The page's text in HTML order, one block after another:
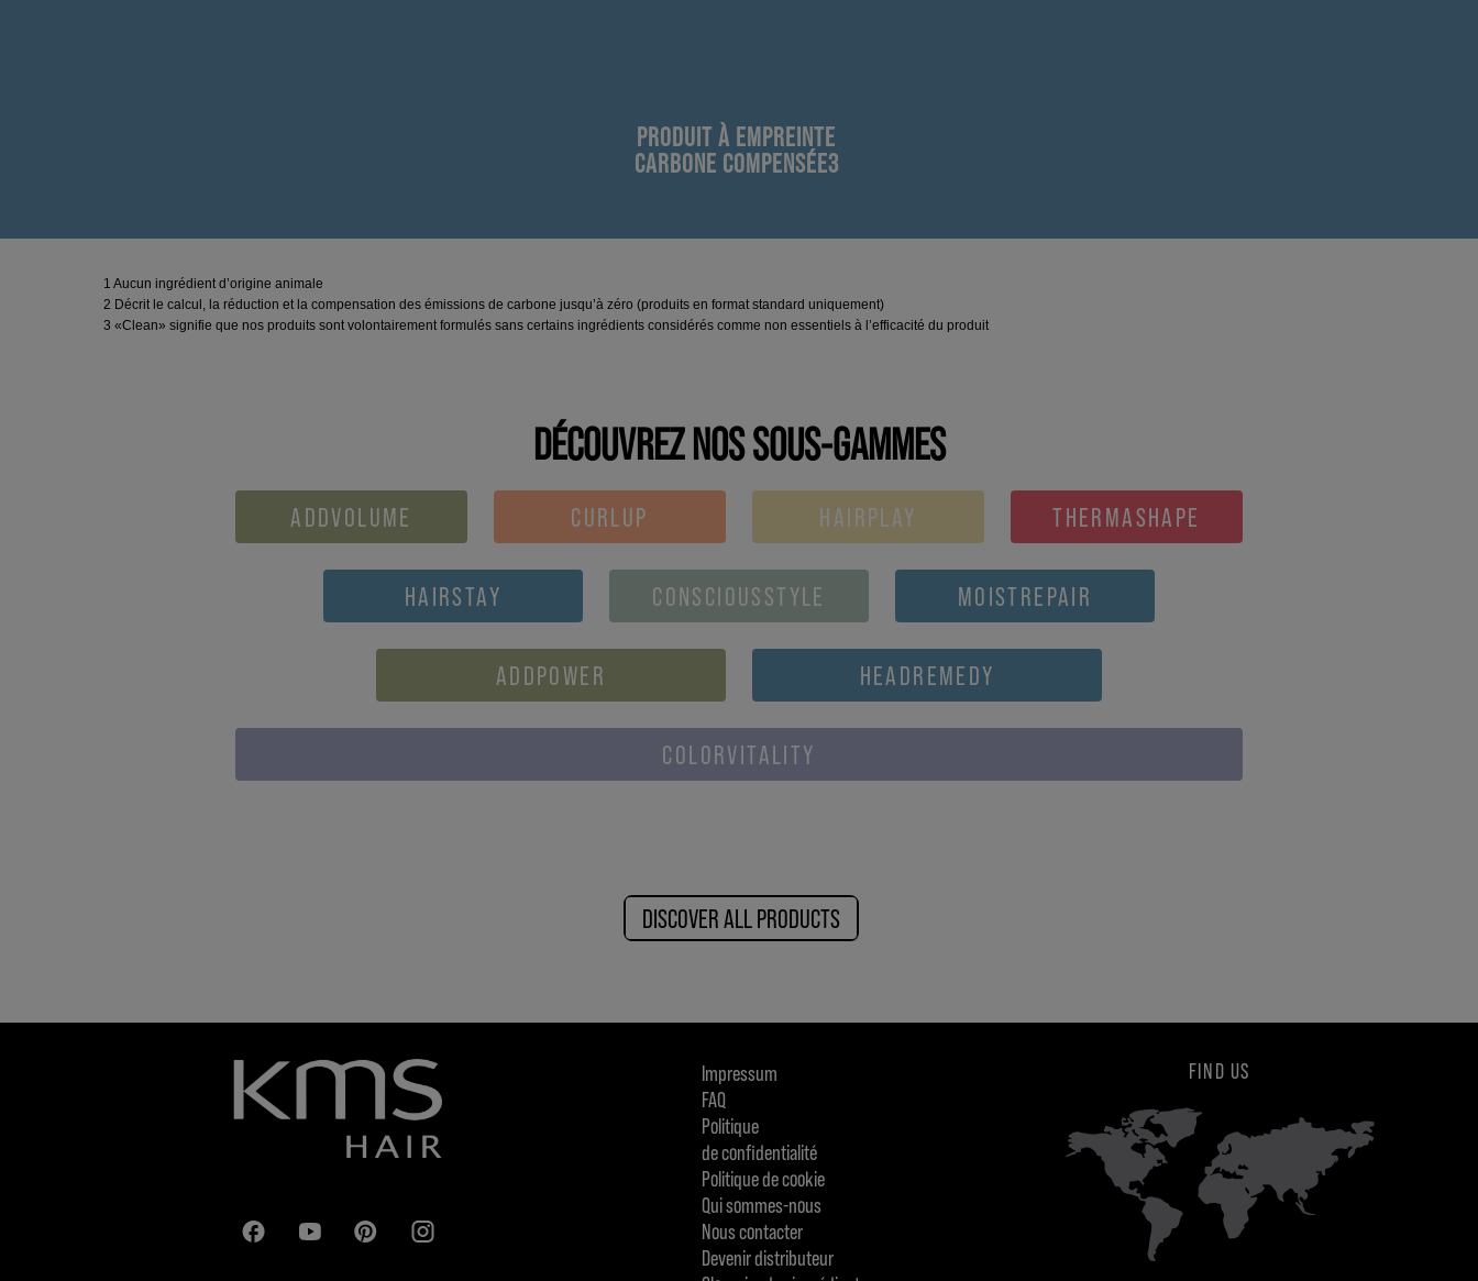
PRODUIT À EMPREINTE
CARBONE COMPENSÉE3
1 Aucun ingrédient d’origine animale
2 Décrit le calcul, la réduction et la compensation des émissions de carbone jusqu’à zéro (produits en format standard uniquement)
3 «Clean» signifie que nos produits sont volontairement formulés sans certains ingrédients considérés comme non essentiels à l’efficacité du produit
DÉCOUVREZ NOS SOUS-GAMMES
ADDVOLUME CURLUP HAIRPLAY THERMASHAPE
HAIRSTAY CONSCIOUSSTYLE MOISTREPAIR
ADDPOWER HEADREMEDY
COLORVITALITY
DISCOVER ALL PRODUCTS
Impressum
FAQ
Politique
de confidentialité
Politique de cookie
Qui sommes-nous
Nous contacter
Devenir distributeur
FIND US